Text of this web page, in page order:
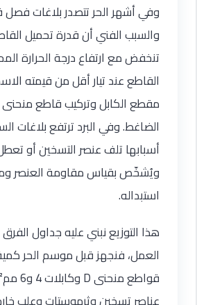
وفي أشهر الحر تتصدر بلاغات فصل
والسبب الفني أن قدرة تحميل
تنخفض مع ارتفاع درجة الحرارة
القاطع عند تيار أقل من قيمته
الضاغط. وفي البرد ترتفع بلاغات
أسبابها تلف عنصر التسخين أو
ويُشخّص بقياس مقاومة العنصر
استبداله.
هذا التوزيع نبني عليه جداول
العمل، فنجهز قبل موسم الحر
عناصر تسخين وثرموستات وعلب